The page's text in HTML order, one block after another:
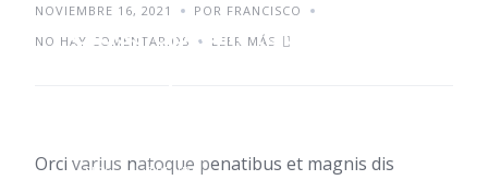
NOVIEMBRE 16, 2021
POR FRANCISCO
NO HAY COMENTARIOS
LEER MÁS
TIPS TRENDS
Class aptent taciti id
Orci varius natoque penatibus et magnis dis